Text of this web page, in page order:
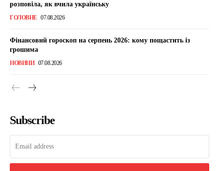
розповіла, як вчила українську
ГОЛОВНЕ 07.08.2026
Фінансовий гороскоп на серпень 2026: кому пощастить із
грошима
НОВИНИ 07.08.2026
Subscribe